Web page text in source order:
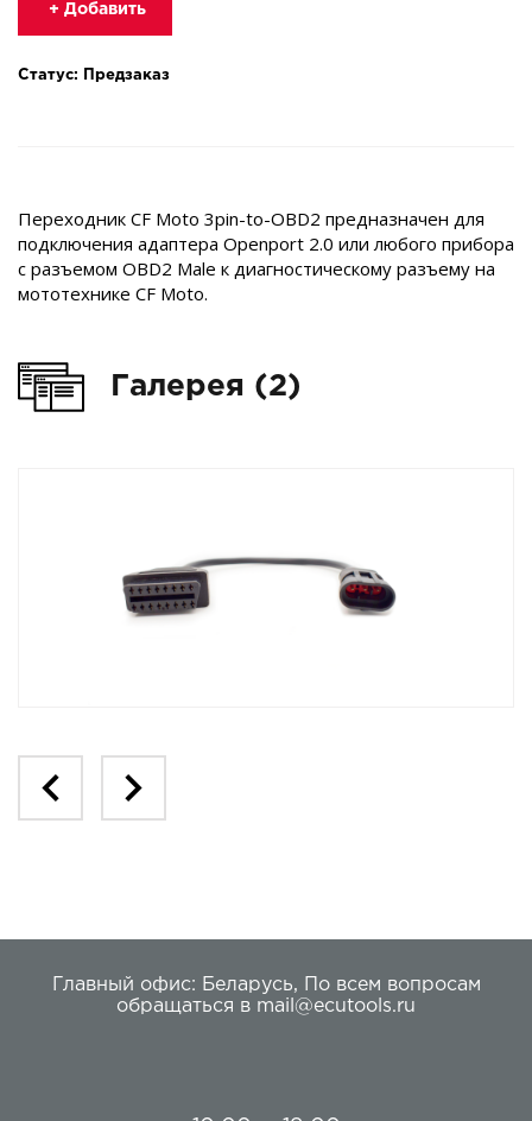
+ Добавить
Статус: Предзаказ
Переходник CF Moto 3pin-to-OBD2 предназначен для
подключения адаптера Openport 2.0 или любого прибора
с разъемом OBD2 Male к диагностическому разъему на
мототехнике CF Moto.
Галерея (2)
Главный офис: Беларусь,
По всем вопросам
обращаться в mail@ecutools.ru